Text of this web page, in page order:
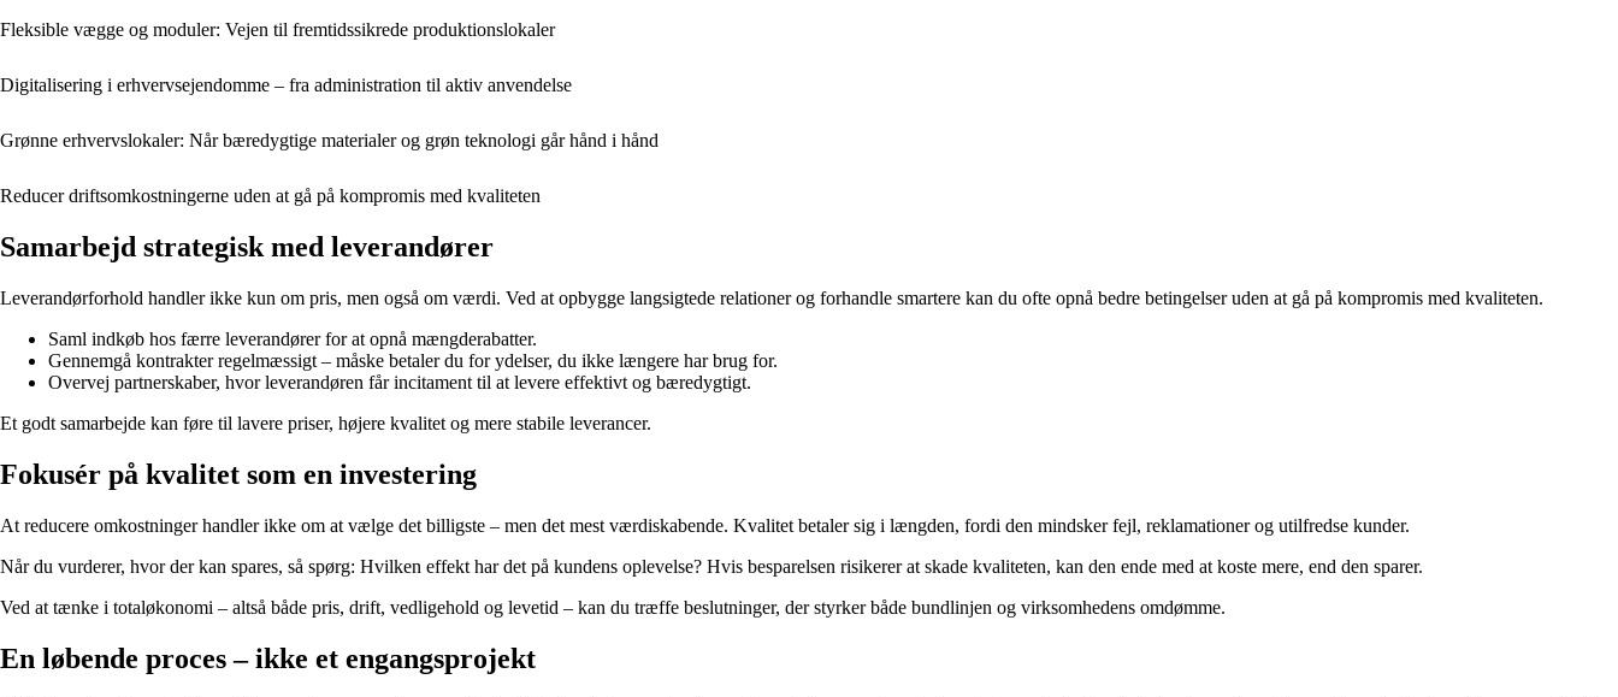
Fleksible vægge og moduler: Vejen til fremtidssikrede produktionslokaler
Digitalisering i erhvervsejendomme – fra administration til aktiv anvendelse
Grønne erhvervslokaler: Når bæredygtige materialer og grøn teknologi går hånd i hånd
Reducer driftsomkostningerne uden at gå på kompromis med kvaliteten
Samarbejd strategisk med leverandører
Leverandørforhold handler ikke kun om pris, men også om værdi. Ved at opbygge langsigtede relationer og forhandle smartere kan du ofte opnå bedre betingelser uden at gå på kompromis med kvaliteten.
Saml indkøb hos færre leverandører for at opnå mængderabatter.
Gennemgå kontrakter regelmæssigt – måske betaler du for ydelser, du ikke længere har brug for.
Overvej partnerskaber, hvor leverandøren får incitament til at levere effektivt og bæredygtigt.
Et godt samarbejde kan føre til lavere priser, højere kvalitet og mere stabile leverancer.
Fokusér på kvalitet som en investering
At reducere omkostninger handler ikke om at vælge det billigste – men det mest værdiskabende. Kvalitet betaler sig i længden, fordi den mindsker fejl, reklamationer og utilfredse kunder.
Når du vurderer, hvor der kan spares, så spørg: Hvilken effekt har det på kundens oplevelse? Hvis besparelsen risikerer at skade kvaliteten, kan den ende med at koste mere, end den sparer.
Ved at tænke i totaløkonomi – altså både pris, drift, vedligehold og levetid – kan du træffe beslutninger, der styrker både bundlinjen og virksomhedens omdømme.
En løbende proces – ikke et engangsprojekt